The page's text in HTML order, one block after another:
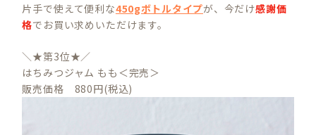
片手で使えて便利な450gボトルタイプが、今だけ感謝価
格でお買い求めいただけます。
＼★第3位★／
はちみつジャム もも＜完売＞
販売価格 880円(税込)